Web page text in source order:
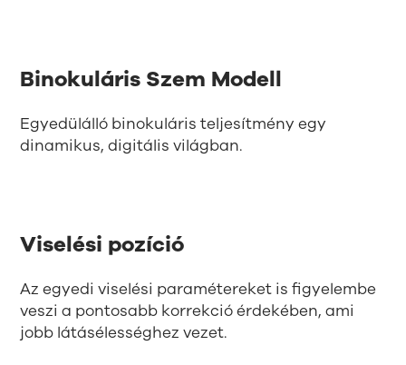
Binokuláris Szem Modell
Egyedülálló binokuláris teljesítmény egy
dinamikus, digitális világban.
Viselési pozíció
Az egyedi viselési paramétereket is figyelembe
veszi a pontosabb korrekció érdekében, ami
jobb látásélességhez vezet.